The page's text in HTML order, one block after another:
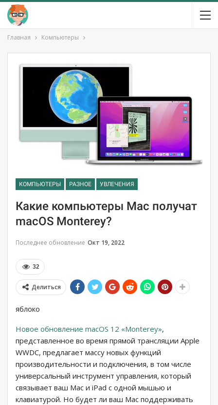
Главная Компьютеры
КОМПЬЮТЕРЫ РАЗНОЕ УВЛЕЧЕНИЯ
Какие компьютеры Mac получат
macOS Monterey?
Последнее обновление Окт 19, 2022
32
Делиться
яблоко
Новое обновление macOS 12 «Monterey»,
представленное во время прямой трансляции Apple
WWDC, предлагает массу новых функций
производительности и подключения, в том числе
универсальный инструмент управления, который
связывает ваш Mac и iPad с одной мышью и
клавиатурой. Но будет ли ваш Mac поддерживать